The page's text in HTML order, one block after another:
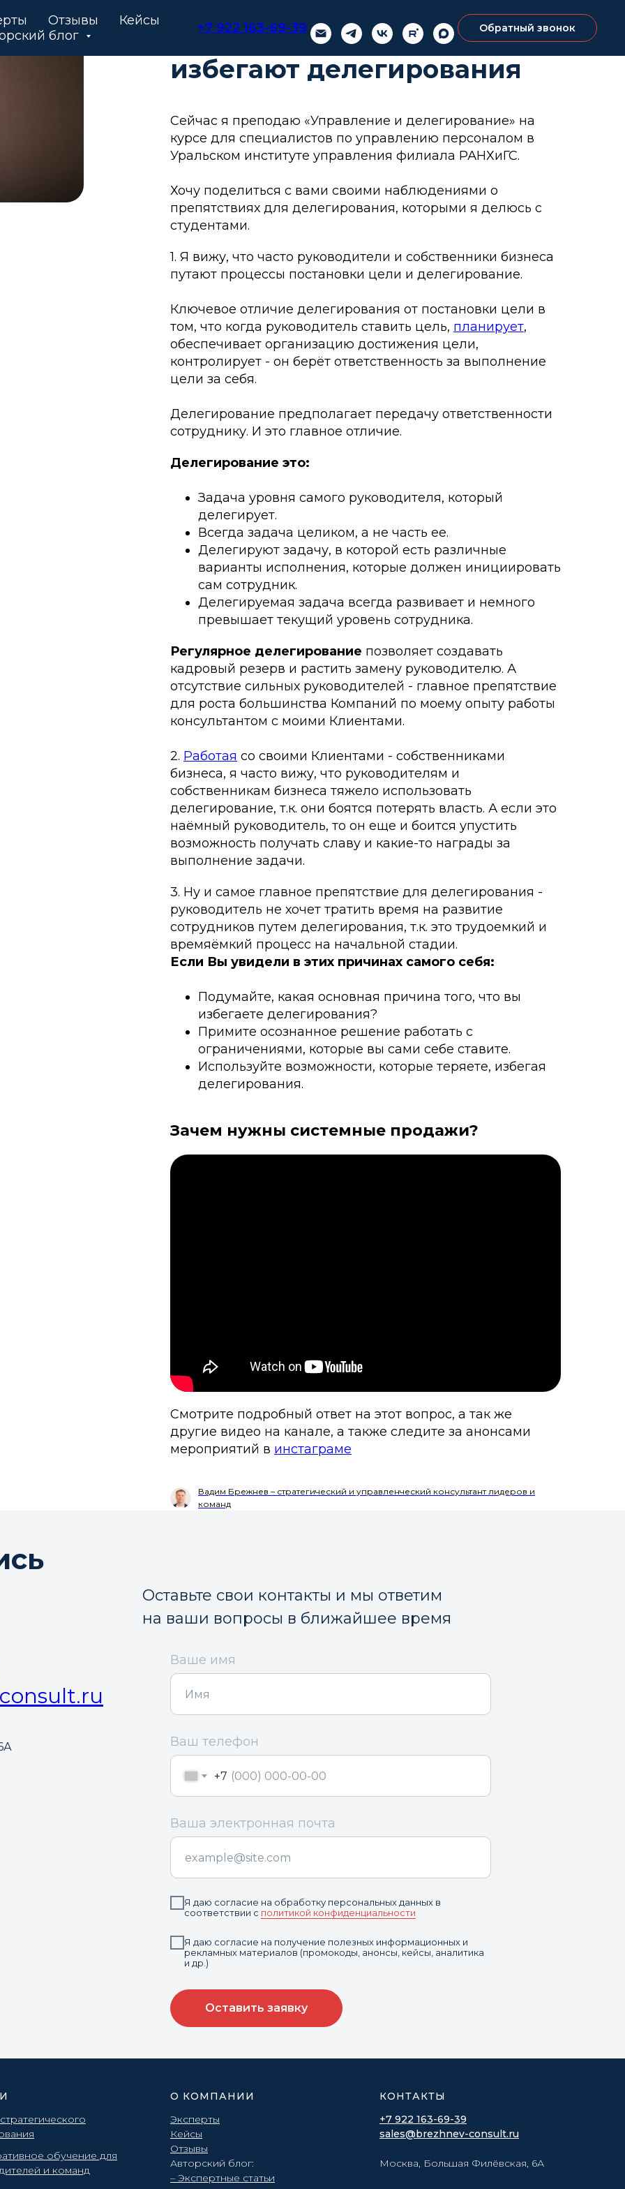
Отзывы
Кейсы
блог
+7 922 163-69-39 Обратный звонок
Почему руководители
избегают делегирования
Сейчас я преподаю «Управление и делегирование» на
курсе для специалистов по управлению персоналом в
Уральском институте управления филиала РАНХиГС.
Хочу поделиться с вами своими наблюдениями о
препятствиях для делегирования, которыми я делюсь с
студентами.
1. Я вижу, что часто руководители и собственники бизнеса
путают процессы постановки цели и делегирование.
Ключевое отличие делегирования от постановки цели в
том, что когда руководитель ставить цель, планирует,
обеспечивает организацию достижения цели,
контролирует - он берёт ответственность за выполнение
цели за себя.
Делегирование предполагает передачу ответственности
сотруднику. И это главное отличие.
Делегирование это:
Задача уровня самого руководителя, который
делегирует.
Всегда задача целиком, а не часть ее.
Делегируют задачу, в которой есть различные
варианты исполнения, которые должен инициировать
сам сотрудник.
Делегируемая задача всегда развивает и немного
превышает текущий уровень сотрудника.
Регулярное делегирование позволяет создавать
кадровый резерв и растить замену руководителю. А
отсутствие сильных руководителей - главное препятствие
для роста большинства Компаний по моему опыту работы
консультантом с моими Клиентами.
2. Работая со своими Клиентами - собственниками
бизнеса, я часто вижу, что руководителям и
собственникам бизнеса тяжело использовать
делегирование, т.к. они боятся потерять власть. А если это
наёмный руководитель, то он еще и боится упустить
возможность получать славу и какие-то награды за
выполнение задачи.
3. Ну и самое главное препятствие для делегирования -
руководитель не хочет тратить время на развитие
сотрудников путем делегирования, т.к. это трудоемкий и
времяёмкий процесс на начальной стадии.
Если Вы увидели в этих причинах самого себя:
Подумайте, какая основная причина того, что вы
избегаете делегирования?
Примите осознанное решение работать с
ограничениями, которые вы сами себе ставите.
Используйте возможности, которые теряете, избегая
делегирования.
Зачем нужны системные продажи?
Смотрите подробный ответ на этот вопрос, а так же
другие видео на канале, а также следите за анонсами
мероприятий в инстаграме
Вадим Брежнев – стратегический и управленческий консультант лидеров и
команд
Оставьте свои контакты и мы ответим
на ваши вопросы в ближайшее время
Ваше имя
Ваш телефон
+7
Ваша электронная почта
Я даю согласие на обработку персональных данных в
соответствии с политикой конфиденциальности
Я даю согласие на получение полезных информационных и
рекламных материалов (промокоды, анонсы, кейсы, аналитика
и др.)
Оставить заявку
обучение для
и команд
О КОМПАНИИ
Эксперты
Кейсы
Отзывы
Авторский блог:
– Экспертные статьи
КОНТАКТЫ
+7 922 163-69-39
sales@brezhnev-consult.ru
Москва, Большая Филёвская, 6А